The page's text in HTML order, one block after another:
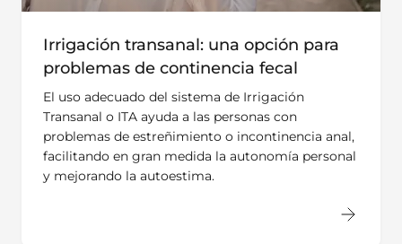
Irrigación transanal: una opción para
problemas de continencia fecal
El uso adecuado del sistema de Irrigación
Transanal o ITA ayuda a las personas con
problemas de estreñimiento o incontinencia anal,
facilitando en gran medida la autonomía personal
y mejorando la autoestima.